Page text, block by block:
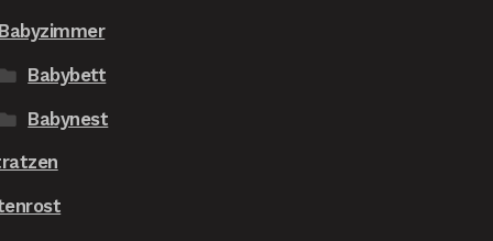
Babyzimmer
Babybett
Babynest